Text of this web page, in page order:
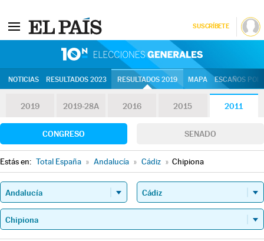
SUSCRÍBETE
NOTICIAS RESULTADOS 2023 RESULTADOS 2019 MAPA ESCAÑOS
2019 2019-28A 2016 2015 2011
CONGRESO SENADO
Estás en: Total España » Andalucía » Cádiz » Chipiona